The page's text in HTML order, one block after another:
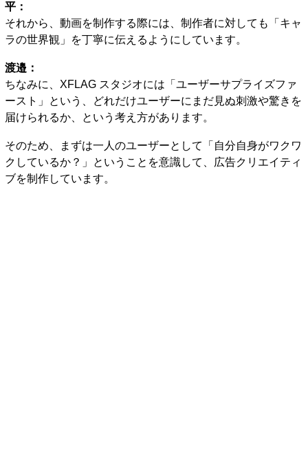
平：
それから、動画を制作する際には、制作者に対しても「キャ
ラの世界観」を丁寧に伝えるようにしています。
渡邉：
ちなみに、XFLAG スタジオには「ユーザーサプライズファ
ースト」という、どれだけユーザーにまだ見ぬ刺激や驚きを
届けられるか、という考え方があります。
そのため、まずは一人のユーザーとして「自分自身がワクワ
クしているか？」ということを意識して、広告クリエイティ
ブを制作しています。